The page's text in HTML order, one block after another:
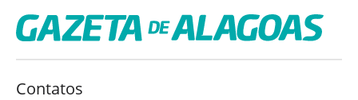
Contatos